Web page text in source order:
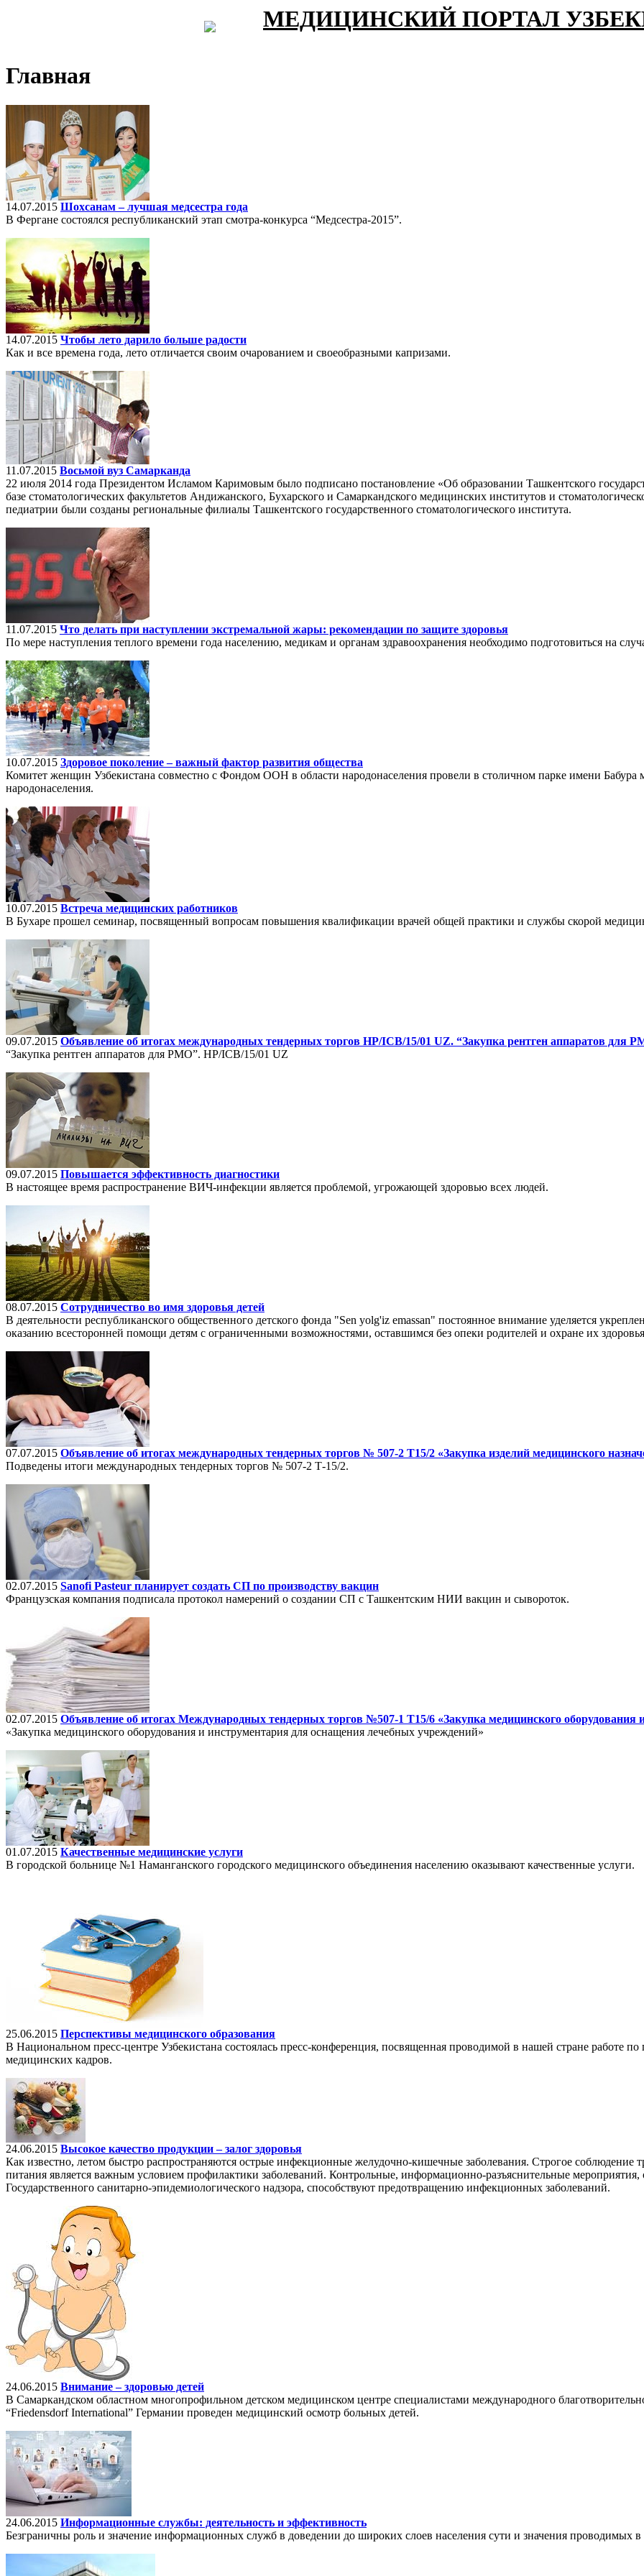
МЕДИЦИНСКИЙ ПОРТАЛ
Главная
14.07.2015 Шохсанам – лучшая медсестра года
В Фергане состоялся республиканский этап смотра-конкурса “Медсестра-2015”.
14.07.2015 Чтобы лето дарило больше радости
Как и все времена года, лето отличается своим очарованием и своеобразными капризами.
11.07.2015 Восьмой вуз Самарканда
22 июля 2014 года Президентом Исламом Каримовым было подписано постановление «Об образовании Ташкентского
базе стоматологических факультетов Андижанского, Бухарского и Самаркандского медицинских институтов и
педиатрии были созданы региональные филиалы Ташкентского государственного стоматологического института.
11.07.2015 Что делать при наступлении экстремальной жары: рекомендации по защите здоровья
По мере наступления теплого времени года населению, медикам и органам здравоохранения необходимо подготовиться на
10.07.2015 Здоровое поколение – важный фактор развития общества
Комитет женщин Узбекистана совместно с Фондом ООН в области народонаселения провели в столичном парке имени
народонаселения.
10.07.2015 Встреча медицинских работников
В Бухаре прошел семинар, посвященный вопросам повышения квалификации врачей общей практики и службы скорой
09.07.2015 Объявление об итогах международных тендерных торгов HP/ICB/15/01 UZ. “Закупка рентген аппаратов для
“Закупка рентген аппаратов для РМО”. HP/ICB/15/01 UZ
09.07.2015 Повышается эффективность диагностики
В настоящее время распространение ВИЧ-инфекции является проблемой, угрожающей здоровью всех людей.
08.07.2015 Сотрудничество во имя здоровья детей
В деятельности республиканского общественного детского фонда "Sen yolg'iz emassan" постоянное внимание уделяется
оказанию всесторонней помощи детям с ограниченными возможностями, оставшимся без опеки родителей и охране их
07.07.2015 Объявление об итогах международных тендерных торгов № 507-2 Т15/2 «Закупка изделий медицинского
Подведены итоги международных тендерных торгов № 507-2 Т-15/2.
02.07.2015 Sanofi Pasteur планирует создать СП по производству вакцин
Французская компания подписала протокол намерений о создании СП с Ташкентским НИИ вакцин и сывороток.
02.07.2015 Объявление об итогах Международных тендерных торгов №507-1 Т15/6 «Закупка медицинского
«Закупка медицинского оборудования и инструментария для оснащения лечебных учреждений»
01.07.2015 Качественные медицинские услуги
В городской больнице №1 Наманганского городского медицинского объединения населению оказывают качественные услуги.
25.06.2015 Перспективы медицинского образования
В Национальном пресс-центре Узбекистана состоялась пресс-конференция, посвященная проводимой в нашей стране работе
медицинских кадров.
24.06.2015 Высокое качество продукции – залог здоровья
Как известно, летом быстро распространяются острые инфекционные желудочно-кишечные заболевания. Строгое соблюдение
питания является важным условием профилактики заболеваний. Контрольные, информационно-разъяснительные
Государственного санитарно-эпидемиологического надзора, способствуют предотвращению инфекционных заболеваний.
24.06.2015 Внимание – здоровью детей
В Самаркандском областном многопрофильном детском медицинском центре специалистами международного
“Friedensdorf International” Германии проведен медицинский осмотр больных детей.
24.06.2015 Информационные службы: деятельность и эффективность
Безграничны роль и значение информационных служб в доведении до широких слоев населения сути и значения проводимых